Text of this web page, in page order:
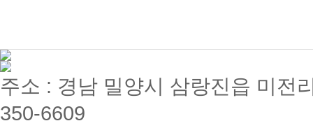
주소 : 경남 밀양시 삼랑진읍 미전
350-6609